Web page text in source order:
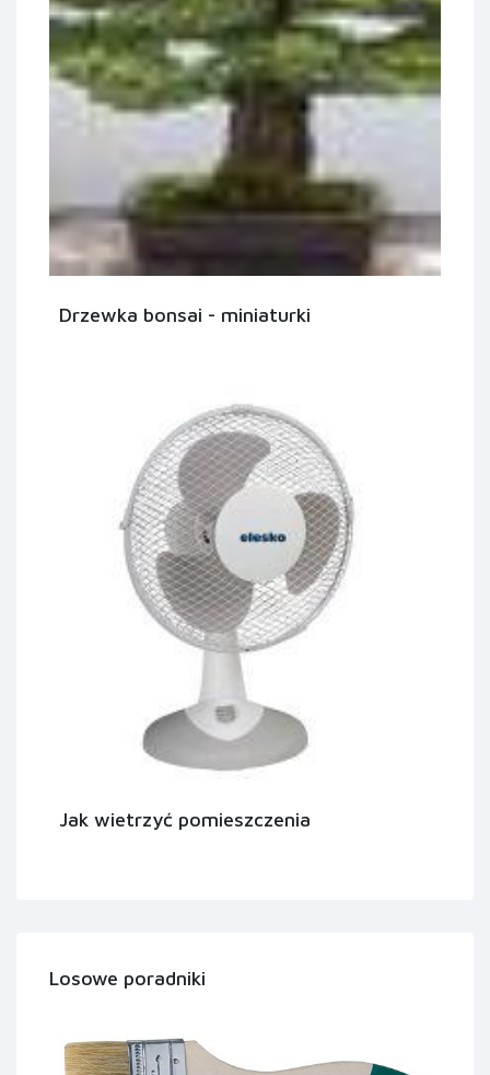
Drzewka bonsai - miniaturki
Jak wietrzyć pomieszczenia
Losowe poradniki